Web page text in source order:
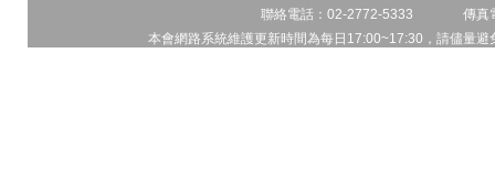
聯絡電話：02-2772-5333 傳
本會網路系統維護更新時間為每日17:00~17:30，請儘量